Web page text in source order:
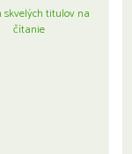
skvelých titulov na
čítanie